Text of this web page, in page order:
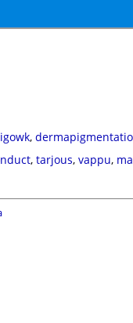
,
, tarjous, vappu,